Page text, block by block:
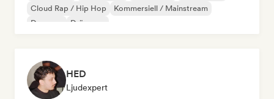
Cloud Rap / Hip Hop
Kommersiell / Mainstream
Danspop
Drömpop
HED
Ljudexpert